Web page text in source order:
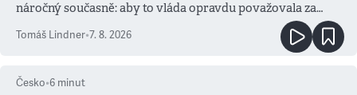
náročný současně: aby to vláda opravdu považovala za
prioritu
Tomáš Lindner•7. 8. 2026
Česko•6 minut